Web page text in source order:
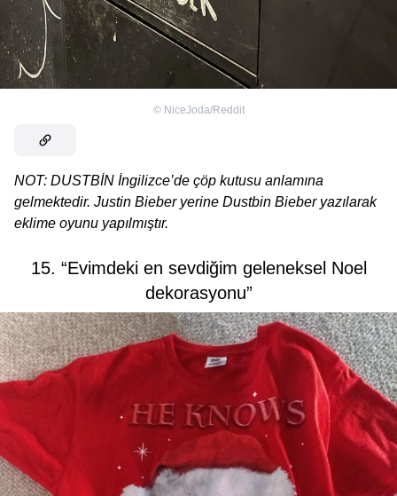
© NiceJoda/Reddit
NOT: DUSTBİN İngilizce’de çöp kutusu anlamına
gelmektedir. Justin Bieber yerine Dustbin Bieber yazılarak
eklime oyunu yapılmıştır.
15. “Evimdeki en sevdiğim geleneksel Noel
dekorasyonu”